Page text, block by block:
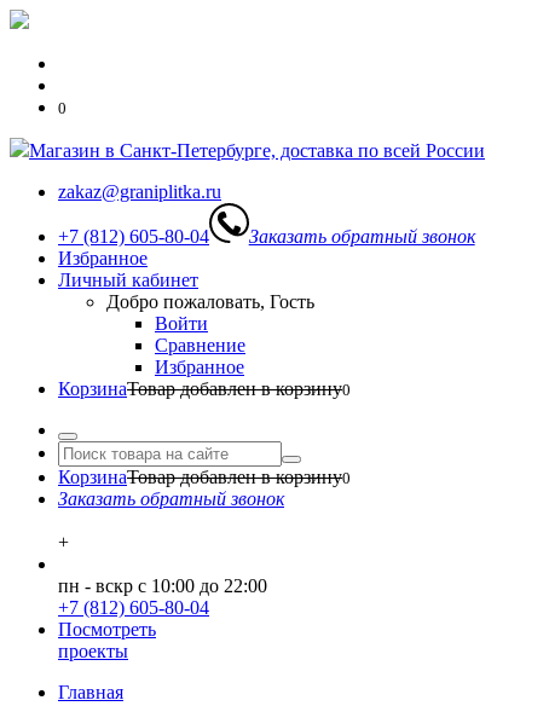
0
Магазин в Санкт-Петербурге, доставка по всей России
zakaz@graniplitka.ru
+7 (812) 605-80-04
Заказать обратный звонок
Избранное
Личный кабинет
Добро пожаловать, Гость
Войти
Сравнение
Избранное
КорзинаТовар добавлен в корзину0
КорзинаТовар добавлен в корзину0
Заказать обратный звонок
+
пн - вскр с 10:00 до 22:00
+7 (812) 605-80-04
Посмотреть
проекты
Главная